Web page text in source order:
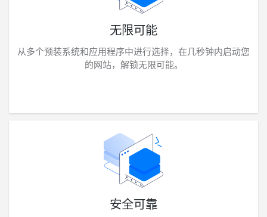
无限可能
从多个预装系统和应用程序中进行选择，在几秒钟内启动您
的网站，解锁无限可能。
安全可靠